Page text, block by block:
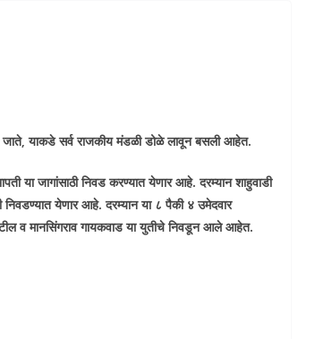
जाते, याकडे सर्व राजकीय मंडळी डोळे लावून बसली आहेत.
या जागांसाठी निवड करण्यात येणार आहे. दरम्यान शाहुवाडी
येणार आहे. दरम्यान या ८ पैकी ४ उमेदवार
व मानसिंगराव गायकवाड या युतीचे निवडून आले आहेत.